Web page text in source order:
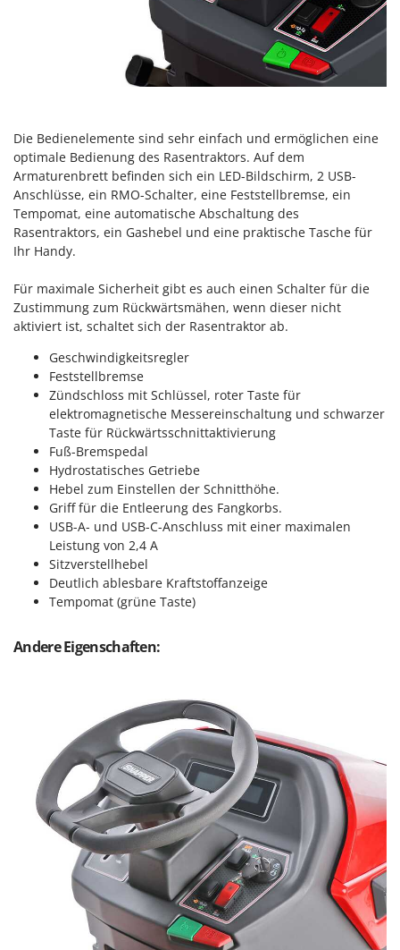
Zomax
Die Bedienelemente sind sehr einfach und ermöglichen eine
optimale Bedienung des Rasentraktors. Auf dem
Armaturenbrett befinden sich ein LED-Bildschirm, 2 USB-
Anschlüsse, ein RMO-Schalter, eine Feststellbremse, ein
Tempomat, eine automatische Abschaltung des
Rasentraktors, ein Gashebel und eine praktische Tasche für
Ihr Handy.
Für maximale Sicherheit gibt es auch einen Schalter für die
Zustimmung zum Rückwärtsmähen, wenn dieser nicht
aktiviert ist, schaltet sich der Rasentraktor ab.
Geschwindigkeitsregler
Feststellbremse
Zündschloss mit Schlüssel, roter Taste für
elektromagnetische Messereinschaltung und schwarzer
Taste für Rückwärtsschnittaktivierung
Fuß-Bremspedal
Hydrostatisches Getriebe
Hebel zum Einstellen der Schnitthöhe.
Griff für die Entleerung des Fangkorbs.
USB-A- und USB-C-Anschluss mit einer maximalen
Leistung von 2,4 A
Sitzverstellhebel
Deutlich ablesbare Kraftstoffanzeige
Tempomat (grüne Taste)
Andere Eigenschaften: